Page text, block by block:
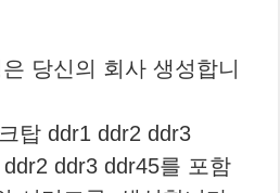
당신의 회사 생성합니
탑 ddr1 ddr2 ddr3
ddr3 ddr45를 포함